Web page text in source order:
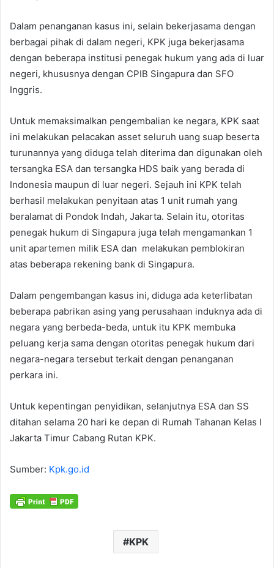
Dalam penanganan kasus ini, selain bekerjasama dengan
berbagai pihak di dalam negeri, KPK juga bekerjasama
dengan beberapa institusi penegak hukum yang ada di luar
negeri, khususnya dengan CPIB Singapura dan SFO
Inggris.
Untuk memaksimalkan pengembalian ke negara, KPK saat
ini melakukan pelacakan asset seluruh uang suap beserta
turunannya yang diduga telah diterima dan digunakan oleh
tersangka ESA dan tersangka HDS baik yang berada di
Indonesia maupun di luar negeri. Sejauh ini KPK telah
berhasil melakukan penyitaan atas 1 unit rumah yang
beralamat di Pondok Indah, Jakarta. Selain itu, otoritas
penegak hukum di Singapura juga telah mengamankan 1
unit apartemen milik ESA dan melakukan pemblokiran
atas beberapa rekening bank di Singapura.
Dalam pengembangan kasus ini, diduga ada keterlibatan
beberapa pabrikan asing yang perusahaan induknya ada di
negara yang berbeda-beda, untuk itu KPK membuka
peluang kerja sama dengan otoritas penegak hukum dari
negara-negara tersebut terkait dengan penanganan
perkara ini.
Untuk kepentingan penyidikan, selanjutnya ESA dan SS
ditahan selama 20 hari ke depan di Rumah Tahanan Kelas I
Jakarta Timur Cabang Rutan KPK.
Sumber: Kpk.go.id
KPK